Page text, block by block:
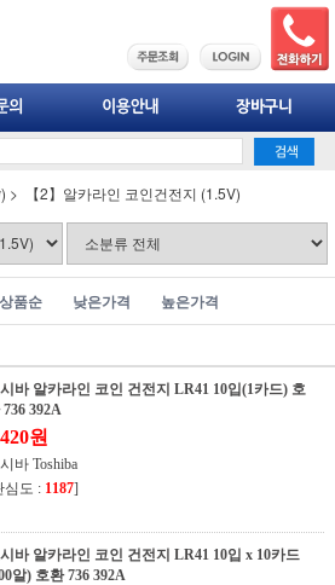
> 【2】알카라인 코인건전지 (1.5V)
품순 낮은가격 높은가격
바 알카라인 코인 건전지 LR41 10입(1카드) 호
736 392A
원
바 Toshiba
심도 : 1187]
바 알카라인 코인 건전지 LR41 10입 x 10카드
알) 호환 736 392A